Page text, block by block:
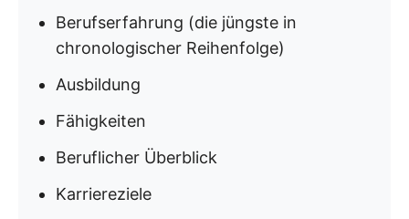
Berufserfahrung (die jüngste in
chronologischer Reihenfolge)
Ausbildung
Fähigkeiten
Beruflicher Überblick
Karriereziele